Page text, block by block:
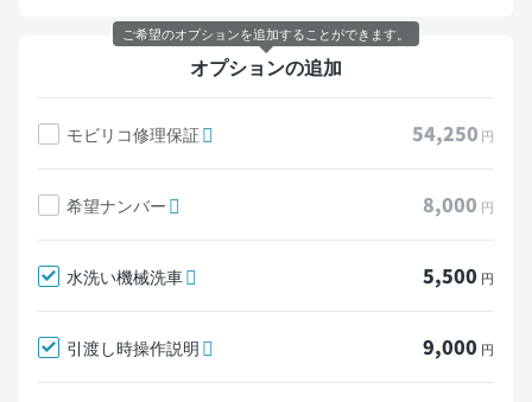
オプションの追加
モビリコ修理保証 54,250 円
希望ナンバー 8,000 円
水洗い機械洗車 5,500 円
引渡し時操作説明 9,000 円
ご希望のオプションを追加することができます。